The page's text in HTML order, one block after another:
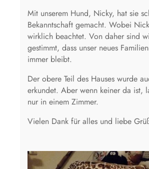
Mit unserem Hund, Nicky, hat sie
Bekanntschaft gemacht. Wobei
wirklich beachtet. Von daher sind
gestimmt, dass unser neues
immer bleibt.
Der obere Teil des Hauses wurde
erkundet. Aber wenn keiner da ist,
nur in einem Zimmer.
Vielen Dank für alles und liebe